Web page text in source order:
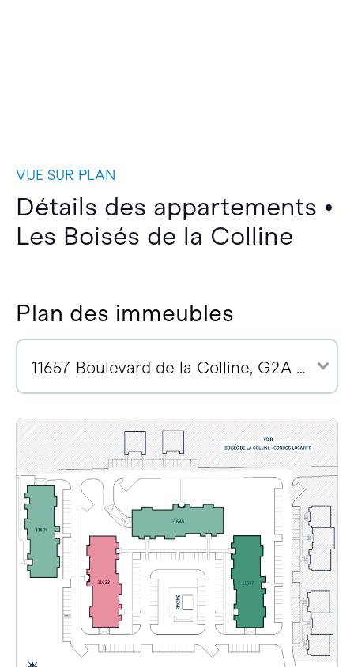
VUE SUR PLAN
Détails des appartements •
Les Boisés de la Colline
Plan des immeubles
11657 Boulevard de la Colline, G2A 2E1 (2)